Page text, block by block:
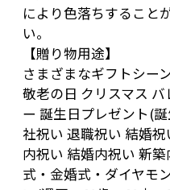
により色落ちすること
い。
【贈り物用途】
さまざまなギフトシー
敬老の日 クリスマス
ー 誕生日プレゼント(
社祝い 退職祝い 結婚
内祝い 結婚内祝い 新
式・金婚式・ダイヤモ